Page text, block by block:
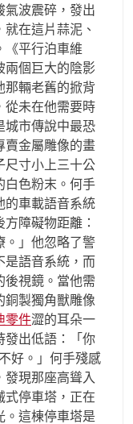
氣波震碎，發出
在這片蒜泥、
《平行泊車維
兩個巨大的陰影
那輛老舊的掀背
從未在他需要時
城市傳說中最恐
賣金屬雕像的畫
尺寸小上三十公
白色粉末。何手
的車載語音系統
障礙物距離：
。」他忽略了警
是語音系統，而
後視鏡。當他需
銅製獨角獸雕像
零件澀的耳朵一
發出低語：「你
好。」何手殘感
發現那座高聳入
式停車塔，正在
。這棟停車塔是